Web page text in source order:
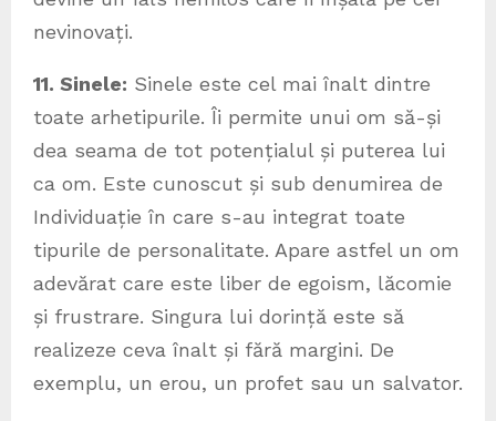
nevinovați.
11. Sinele: Sinele este cel mai înalt dintre
toate arhetipurile. Îi permite unui om să-și
dea seama de tot potențialul și puterea lui
ca om. Este cunoscut și sub denumirea de
Individuație în care s-au integrat toate
tipurile de personalitate. Apare astfel un om
adevărat care este liber de egoism, lăcomie
și frustrare. Singura lui dorință este să
realizeze ceva înalt și fără margini. De
exemplu, un erou, un profet sau un salvator.